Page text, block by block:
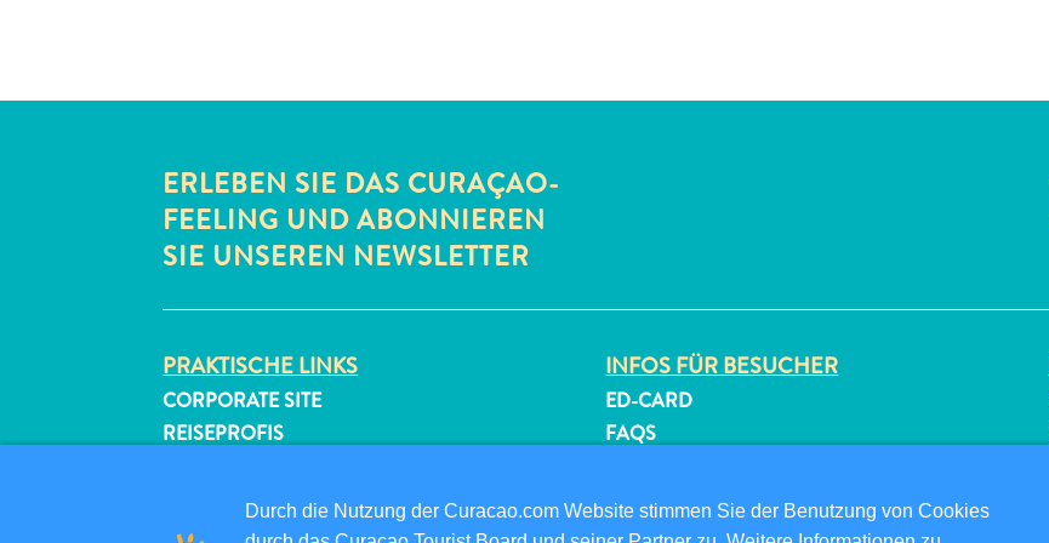
ERLEBEN SIE DAS CURAÇAO-
FEELING UND ABONNIEREN
SIE UNSEREN NEWSLETTER
PRAKTISCHE LINKS
CORPORATE SITE
REISEPROFIS
IHR EVENT EINREICHEN
INFOS FÜR BESUCHER
ED-CARD
FAQS
EVENTS
ONLINE-BROSCHÜRE
Durch die Nutzung der Curacao.com Website stimmen Sie der Benutzung von Cookies